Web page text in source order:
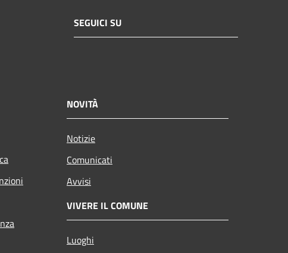
SEGUICI SU
NOVITÀ
Notizie
Comunicati
Avvisi
VIVERE IL COMUNE
Luoghi